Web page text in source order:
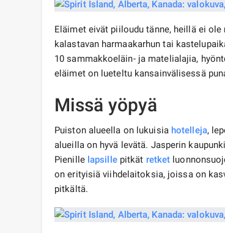
Eläimet eivät piiloudu tänne, heillä ei
kalastavan harmaakarhun tai
10 sammakkoeläin- ja matelialajia,
eläimet on lueteltu kansainvälisessä
Missä yöpyä
Puiston alueella on lukuisia hotelleja,
alueilla on hyvä levätä. Jasperin
Pienille lapsillepitkät retket
on erityisiä viihdelaitoksia, joissa on
pitkältä.